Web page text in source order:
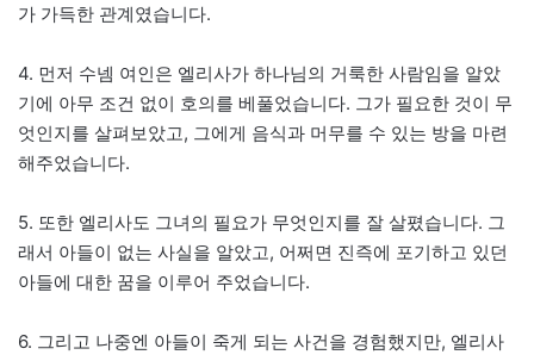
가 가득한 관계였습니다.
4. 먼저 수넴 여인은 엘리사가 하나님의 거룩한 사람임을 알았
기에 아무 조건 없이 호의를 베풀었습니다. 그가 필요한 것이 무
엇인지를 살펴보았고, 그에게 음식과 머무를 수 있는 방을 마련
해주었습니다.
5. 또한 엘리사도 그녀의 필요가 무엇인지를 잘 살폈습니다. 그
래서 아들이 없는 사실을 알았고, 어쩌면 진즉에 포기하고 있던
아들에 대한 꿈을 이루어 주었습니다.
6. 그리고 나중엔 아들이 죽게 되는 사건을 경험했지만, 엘리사